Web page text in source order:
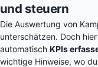
und steuern
Die Auswertung von
unterschätzen. Doch
automatisch KPIs
wichtige Hinweise, wo